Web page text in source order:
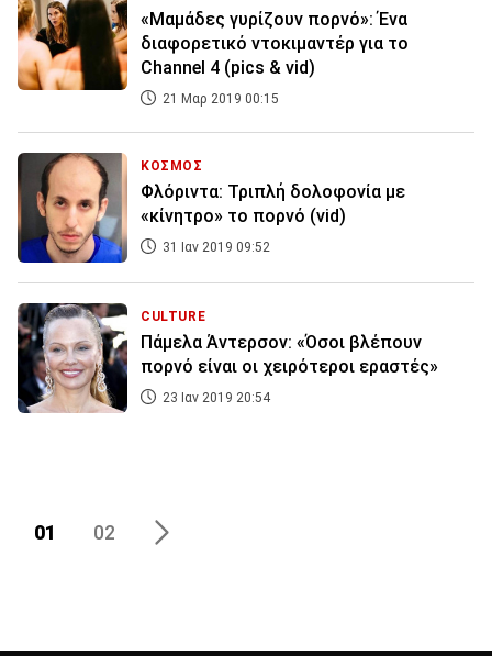
«Μαμάδες γυρίζουν πορνό»: Ένα
διαφορετικό ντοκιμαντέρ για το
Channel 4 (pics & vid)
21 Μαρ 2019 00:15
ΚΟΣΜΟΣ
Φλόριντα: Τριπλή δολοφονία με
«κίνητρο» το πορνό (vid)
31 Ιαν 2019 09:52
CULTURE
Πάμελα Άντερσον: «Όσοι βλέπουν
πορνό είναι οι χειρότεροι εραστές»
23 Ιαν 2019 20:54
01 02